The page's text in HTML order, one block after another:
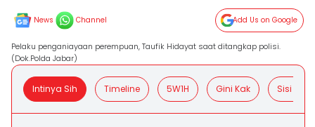
News Channel Add Us on Google
Pelaku penganiayaan perempuan, Taufik Hidayat saat ditangkap polisi.
(Dok.Polda Jabar)
Intinya Sih Timeline 5W1H Gini Kak Sisi